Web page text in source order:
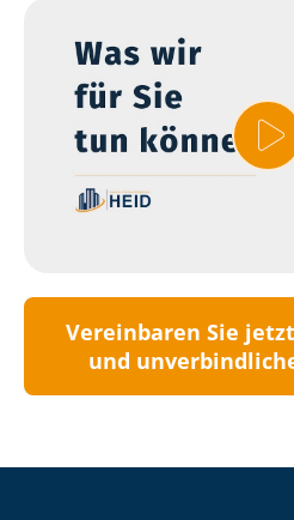
Vereinbaren Sie
und